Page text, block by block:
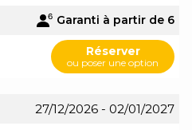
Garanti à partir de 6
Réserver
ou poser une option
27/12/2026 - 02/01/2027